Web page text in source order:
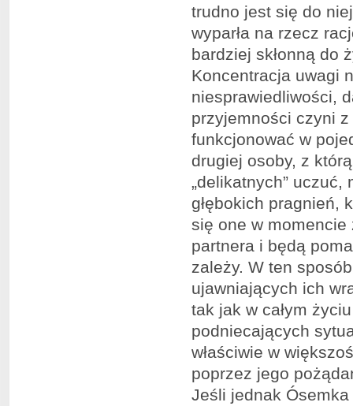
trudno jest się do
wyparła na rzecz
bardziej skłonną do
Koncentracja uwagi
niesprawiedliwości,
przyjemności czyni z
funkcjonować w
drugiej osoby, z
„delikatnych” uczuć,
głębokich pragnień,
się one w
partnera i będą
zależy. W ten
ujawniających ich
tak jak w całym
podniecających
właściwie w
poprzez jego
Jeśli jednak